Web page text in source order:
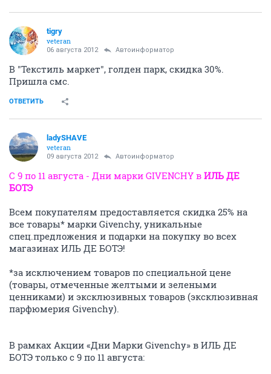
tigry
veteran
06 августа 2012 Автоинформатор
В "Текстиль маркет", голден парк, скидка 30%.
Пришла смс.
ОТВЕТИТЬ
ladySHAVE
veteran
09 августа 2012 Автоинформатор
С 9 по 11 августа - Дни марки GIVENCHY в ИЛЬ ДЕ
БОТЭ
Всем покупателям предоставляется скидка 25% на
все товары* марки Givenchy, уникальные
спец.предложения и подарки на покупку во всех
магазинах ИЛЬ ДЕ БОТЭ!
*за исключением товаров по специальной цене
(товары, отмеченные желтыми и зелеными
ценниками) и эксклюзивных товаров (эксклюзивная
парфюмерия Givenchy).
В рамках Акции «Дни Марки Givenchy» в ИЛЬ ДЕ
БОТЭ только с 9 по 11 августа: